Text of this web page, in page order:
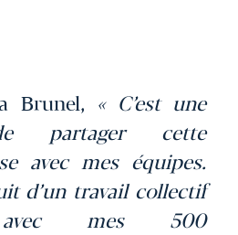
Brunel, « C’est une
partager cette
avec mes équipes.
d’un travail collectif
mes 500